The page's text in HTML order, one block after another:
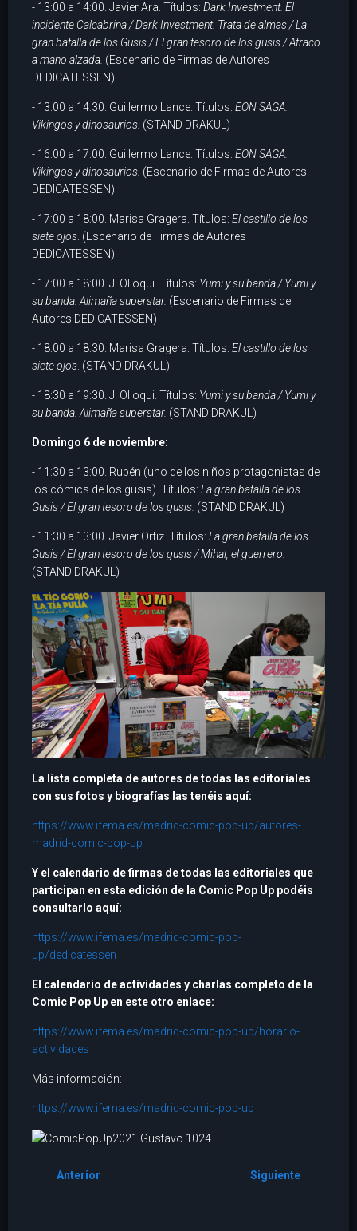
- 13:00 a 14:00. Javier Ara. Títulos: Dark Investment. El
incidente Calcabrina / Dark Investment. Trata de almas / La
gran batalla de los Gusis / El gran tesoro de los gusis / Atraco
a mano alzada. (Escenario de Firmas de Autores
DEDICATESSEN)
- 13:00 a 14:30. Guillermo Lance. Títulos: EON SAGA.
Vikingos y dinosaurios. (STAND DRAKUL)
- 16:00 a 17:00. Guillermo Lance. Títulos: EON SAGA.
Vikingos y dinosaurios. (Escenario de Firmas de Autores
DEDICATESSEN)
- 17:00 a 18:00. Marisa Gragera. Títulos: El castillo de los
siete ojos . (Escenario de Firmas de Autores
DEDICATESSEN)
- 17:00 a 18:00. J. Olloqui. Títulos: Yumi y su banda / Yumi y
su banda. Alimaña superstar. (Escenario de Firmas de
Autores DEDICATESSEN)
- 18:00 a 18:30. Marisa Gragera. Títulos: El castillo de los
siete ojos . (STAND DRAKUL)
- 18:30 a 19:30. J. Olloqui. Títulos: Yumi y su banda / Yumi y
su banda. Alimaña superstar. (STAND DRAKUL)
Domingo 6 de noviembre:
- 11:30 a 13:00. Rubén (uno de los niños protagonistas de
los cómics de los gusis). Títulos: La gran batalla de los
Gusis / El gran tesoro de los gusis. (STAND DRAKUL)
- 11:30 a 13:00. Javier Ortiz. Títulos: La gran batalla de los
Gusis / El gran tesoro de los gusis / Mihal, el guerrero.
(STAND DRAKUL)
La lista completa de autores de todas las editoriales
con sus fotos y biografías las tenéis aquí:
https://www.ifema.es/madrid-comic-pop-up/autores-
madrid-comic-pop-up
Y el calendario de firmas de todas las editoriales que
participan en esta edición de la Comic Pop Up podéis
consultarlo aquí:
https://www.ifema.es/madrid-comic-pop-
up/dedicatessen
El calendario de actividades y charlas completo de la
Comic Pop Up en este otro enlace:
https://www.ifema.es/madrid-comic-pop-up/horario-
actividades
Más información:
https://www.ifema.es/madrid-comic-pop-up
Anterior Siguiente